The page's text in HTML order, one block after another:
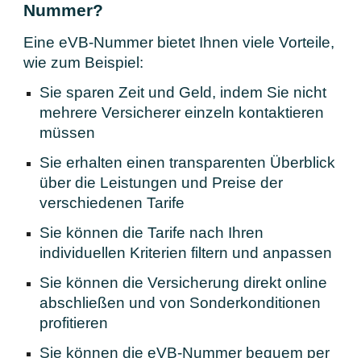
Nummer?
Eine eVB-Nummer bietet Ihnen viele Vorteile,
wie zum Beispiel:
Sie sparen Zeit und Geld, indem Sie nicht
mehrere Versicherer einzeln kontaktieren
müssen
Sie erhalten einen transparenten Überblick
über die Leistungen und Preise der
verschiedenen Tarife
Sie können die Tarife nach Ihren
individuellen Kriterien filtern und anpassen
Sie können die Versicherung direkt online
abschließen und von Sonderkonditionen
profitieren
Sie können die eVB-Nummer bequem per